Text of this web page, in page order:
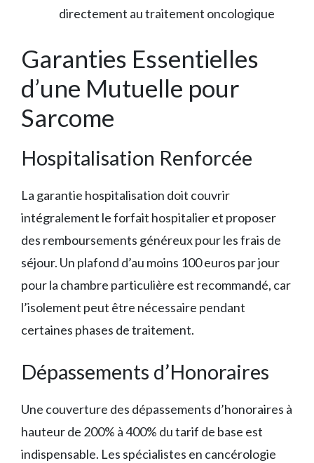
directement au traitement oncologique
Garanties Essentielles
d’une Mutuelle pour
Sarcome
Hospitalisation Renforcée
La garantie hospitalisation doit couvrir
intégralement le forfait hospitalier et proposer
des remboursements généreux pour les frais de
séjour. Un plafond d’au moins 100 euros par jour
pour la chambre particulière est recommandé, car
l’isolement peut être nécessaire pendant
certaines phases de traitement.
Dépassements d’Honoraires
Une couverture des dépassements d’honoraires à
hauteur de 200% à 400% du tarif de base est
indispensable. Les spécialistes en cancérologie